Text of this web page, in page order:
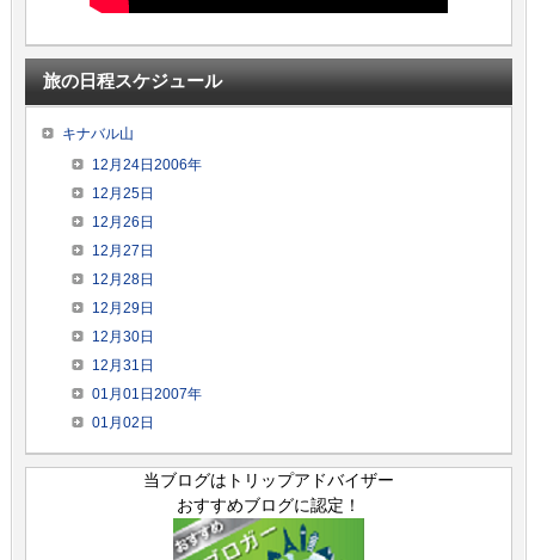
旅の日程スケジュール
キナバル山
12月24日2006年
12月25日
12月26日
12月27日
12月28日
12月29日
12月30日
12月31日
01月01日2007年
01月02日
当ブログはトリップアドバイザー
おすすめブログに認定！